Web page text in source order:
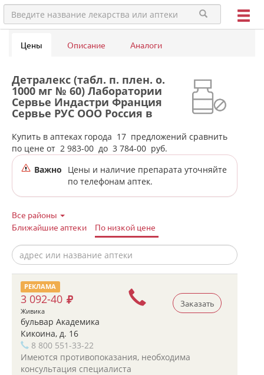
Цены Описание Аналоги
Детралекс (табл. п. плен. о.
1000 мг № 60) Лаборатории
Сервье Индастри Франция
Сервье РУС ООО Россия в
аптеках города Новоуральска
Купить в аптеках города 17 предложений сравнить
по цене от 2 983-00 до 3 784-00 руб.
Важно
Цены и наличие препарата уточняйте
по телефонам аптек.
Все районы
Ближайшие аптеки
По низкой цене
РЕКЛАМА
Заказать
3 092-40
Живика
бульвар Академика
Кикоина, д. 16
8 800 551-33-22
Имеются противопоказания, необходима
консультация специалиста